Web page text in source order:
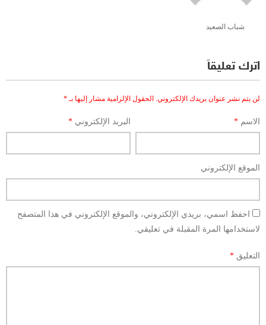
شباب الصعيد
اترك تعليقاً
لن يتم نشر عنوان بريدك الإلكتروني. الحقول الإلزامية مشار إليها بـ*
الاسم * البريد الإلكتروني*
الموقع الإلكتروني
احفظ اسمي، بريدي الإلكتروني، والموقع الإلكتروني في هذا المتصفح
لاستخدامها المرة المقبلة في تعليقي.
التعليق *